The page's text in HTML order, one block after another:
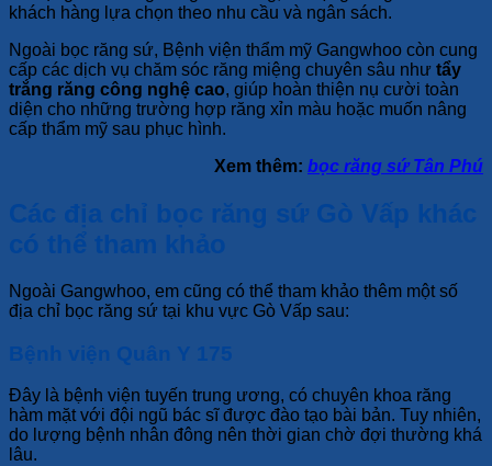
khách hàng lựa chọn theo nhu cầu và ngân sách.
Ngoài bọc răng sứ, Bệnh viện thẩm mỹ Gangwhoo còn cung
cấp các dịch vụ chăm sóc răng miệng chuyên sâu như tẩy
trắng răng công nghệ cao, giúp hoàn thiện nụ cười toàn
diện cho những trường hợp răng xỉn màu hoặc muốn nâng
cấp thẩm mỹ sau phục hình.
Xem thêm: bọc răng sứ Tân Phú
Các địa chỉ bọc răng sứ Gò Vấp khác
có thể tham khảo
Ngoài Gangwhoo, em cũng có thể tham khảo thêm một số
địa chỉ bọc răng sứ tại khu vực Gò Vấp sau:
Bệnh viện Quân Y 175
Đây là bệnh viện tuyến trung ương, có chuyên khoa răng
hàm mặt với đội ngũ bác sĩ được đào tạo bài bản. Tuy nhiên,
do lượng bệnh nhân đông nên thời gian chờ đợi thường khá
lâu.